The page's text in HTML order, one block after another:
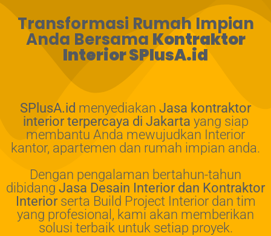
Transformasi Rumah Impian
Anda Bersama Kontraktor
Interior SPlusA.id
SPlusA.id menyediakan Jasa kontraktor
interior terpercaya di Jakarta yang siap
membantu Anda mewujudkan Interior
kantor, apartemen dan rumah impian anda.
Dengan pengalaman bertahun-tahun
dibidang Jasa Desain Interior dan Kontraktor
Interiorserta Build Project Interior dan tim
yang profesional, kami akan memberikan
solusi terbaik untuk setiap proyek.